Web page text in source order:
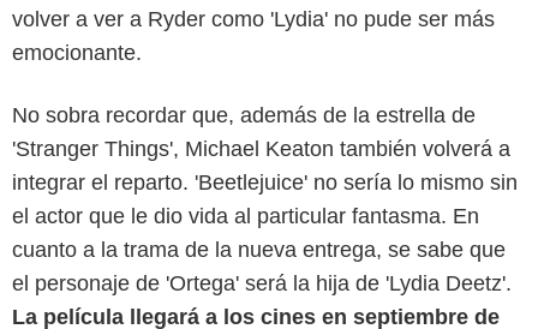
volver a ver a Ryder como 'Lydia' no pude ser más
emocionante.
No sobra recordar que, además de la estrella de
'Stranger Things', Michael Keaton también volverá a
integrar el reparto. 'Beetlejuice' no sería lo mismo sin
el actor que le dio vida al particular fantasma. En
cuanto a la trama de la nueva entrega, se sabe que
el personaje de 'Ortega' será la hija de 'Lydia Deetz'.
La película llegará a los cines en septiembre de
People